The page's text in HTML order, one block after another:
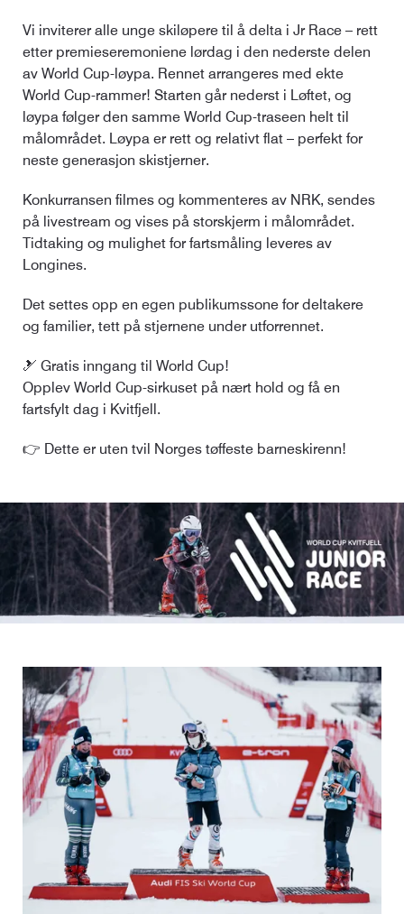
Vi inviterer alle unge skiløpere til å delta i Jr Race – rett
etter premieseremoniene lørdag i den nederste delen
av World Cup-løypa. Rennet arrangeres med ekte
World Cup-rammer! Starten går nederst i Løftet, og
løypa følger den samme World Cup-traseen helt til
målområdet. Løypa er rett og relativt flat – perfekt for
neste generasjon skistjerner.
Konkurransen filmes og kommenteres av NRK, sendes
på livestream og vises på storskjerm i målområdet.
Tidtaking og mulighet for fartsmåling leveres av
Longines.
Det settes opp en egen publikumssone for deltakere
og familier, tett på stjernene under utforrennet.
🎿 Gratis inngang til World Cup!
Opplev World Cup-sirkuset på nært hold og få en
fartsfylt dag i Kvitfjell.
👉 Dette er uten tvil Norges tøffeste barneskirenn!